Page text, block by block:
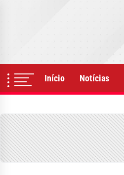
Início Notícias